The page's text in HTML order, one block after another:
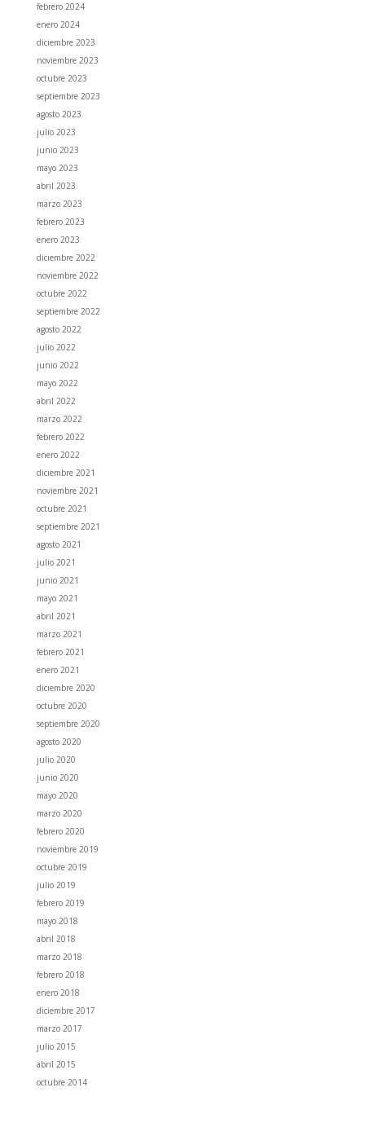
febrero 2024
enero 2024
diciembre 2023
noviembre 2023
octubre 2023
septiembre 2023
agosto 2023
julio 2023
junio 2023
mayo 2023
abril 2023
marzo 2023
febrero 2023
enero 2023
diciembre 2022
noviembre 2022
octubre 2022
septiembre 2022
agosto 2022
julio 2022
junio 2022
mayo 2022
abril 2022
marzo 2022
febrero 2022
enero 2022
diciembre 2021
noviembre 2021
octubre 2021
septiembre 2021
agosto 2021
julio 2021
junio 2021
mayo 2021
abril 2021
marzo 2021
febrero 2021
enero 2021
diciembre 2020
octubre 2020
septiembre 2020
agosto 2020
julio 2020
junio 2020
mayo 2020
marzo 2020
febrero 2020
noviembre 2019
octubre 2019
julio 2019
febrero 2019
mayo 2018
abril 2018
marzo 2018
febrero 2018
enero 2018
diciembre 2017
marzo 2017
julio 2015
abril 2015
octubre 2014